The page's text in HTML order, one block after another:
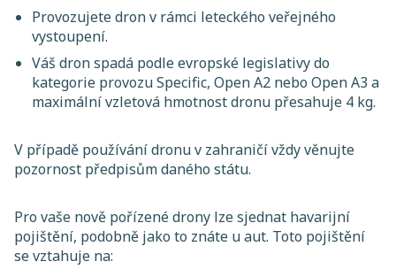
Provozujete dron v rámci leteckého veřejného
vystoupení.
Váš dron spadá podle evropské legislativy do
kategorie provozu Specific, Open A2 nebo Open A3 a
maximální vzletová hmotnost dronu přesahuje 4 kg.
V případě používání dronu v zahraničí vždy věnujte
pozornost předpisům daného státu.
Pro vaše nově pořízené drony lze sjednat havarijní
pojištění, podobně jako to znáte u aut. Toto pojištění
se vztahuje na: